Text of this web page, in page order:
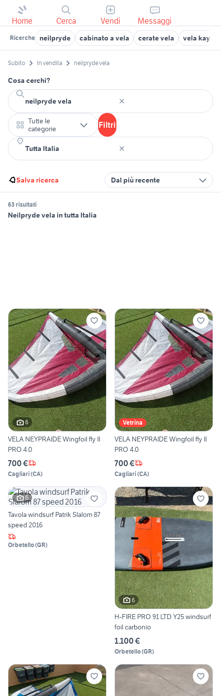
Home Cerca Vendi Messaggi
Ricerche neilpryde cabinato a vela cerate vela vela kayak
Subito In vendita neilpryde vela
Cosa cerchi?
Tutte le
categorie
Filtri
Salva ricerca Dal più recente
63 risultati
Neilpryde vela in tutta Italia
6
VELA NEYPRAIDE Wingfoil fly II
PRO 4.0
700 €
Cagliari(CA)
Vetrina
VELA NEYPRAIDE Wingfoil fly II
PRO 4.0
700 €
Cagliari(CA)
6
Tavola windsurf Patrik Slalom 87
speed 2016
Orbetello(GR)
6
H-FIRE PRO 91 LTD Y25 windsurf
foil carbonio
1.100 €
Orbetello(GR)